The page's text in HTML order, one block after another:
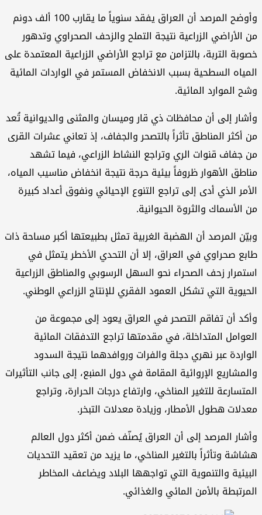
وأوضح المرصد أن العراق يفقد سنوياً ما يقارب 100 ألف دونم
الأراضي الزراعية نتيجة التملح والزحف الصحراوي وتدهور
التربة، بالتزامن مع تراجع الأراضي الزراعية المعتمدة على
السطحية بسبب الانخفاض المستمر في الواردات المائية
الموارد المائية.
إلى أن محافظات ذي قار وميسان والمثنى والديوانية تُعد
أكثر المناطق تأثراً بالتصحر والجفاف، إذ تعاني عشرات القرى
جفاف قنوات الري وتراجع النشاط الزراعي، فيما تشهد
الأهوار ظروفاً بيئية حرجة نتيجة انخفاض مناسيب المياه،
الذي أدى إلى تراجع التنوع الإحيائي ونفوق أعداد كبيرة
الأسماك والثروة الحيوانية.
المرصد أن الهضبة الغربية تمثل بطبيعتها أكبر مساحة ذات
صحراوي في العراق، إلا أن التحدي الأخطر يتمثل في
زحف الصحراء نحو السهل الرسوبي والمناطق الزراعية
التي تشكل العمود الفقري للإنتاج الزراعي الوطني.
أن تفاقم التصحر في العراق يعود إلى مجموعة من
المتداخلة، في مقدمتها تراجع التدفقات المائية
عبر نهري دجلة والفرات وروافدهما نتيجة السدود
الإروائية المقامة في دول المنبع، إلى جانب التأثيرات
للتغير المناخي، وارتفاع درجات الحرارة، وتراجع
هطول الأمطار، وزيادة معدلات التبخر.
المرصد إلى أن العراق يُصنّف ضمن أكثر دول العالم
وتأثراً بالتغير المناخي، ما يزيد من تعقيد التحديات
والتنموية التي تواجهها البلاد ويضاعف المخاطر
بالأمن المائي والغذائي.